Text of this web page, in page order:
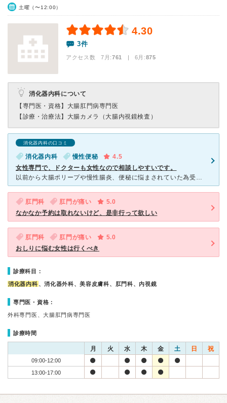
土曜（〜12:00）
4.30
3件
アクセス数 7月:761 | 6月:875
消化器内科について
【専門医・資格】 大腸肛門病専門医
【診療・治療法】 大腸カメラ（大腸内視鏡検査）
消化器内科の口コミ
消化器内科 慢性便秘
4.5
女性専門で、ドクターも女性なので相談しやすいです。
以前から大腸ポリープや慢性腸炎、便秘に悩まされていた為受診しました。 肛門科がメインですが、肛門と大腸は関連が大いにあるのでいろいろ悩みを相談したいと以前から思っていました。肛門科で女性の医師は
肛門科 肛門が痛い
5.0
なかなか予約は取れないけど、是非行って欲しい
肛門科 肛門が痛い
5.0
おしりに悩む女性は行くべき
診療科目：
消化器内科 、消化器外科、美容皮膚科、肛門科、内視鏡
専門医・資格：
外科専門医、大腸肛門病専門医
診療時間
月 火 水 木 金 土 日 祝
09:00-12:00
13:00-17:00